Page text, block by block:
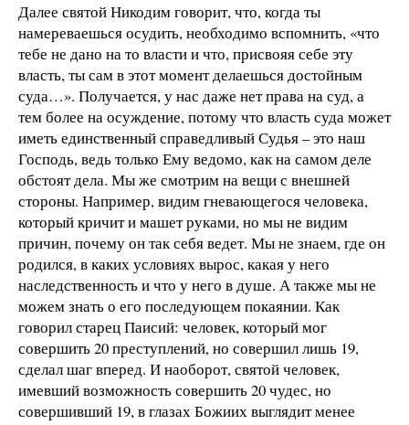
Далее святой Никодим говорит, что, когда ты
намереваешься осудить, необходимо вспомнить, «что
тебе не дано на то власти и что, присвояя себе эту
власть, ты сам в этот момент делаешься достойным
суда…». Получается, у нас даже нет права на суд, а
тем более на осуждение, потому что власть суда может
иметь единственный справедливый Судья – это наш
Господь, ведь только Ему ведомо, как на самом деле
обстоят дела. Мы же смотрим на вещи с внешней
стороны. Например, видим гневающегося человека,
который кричит и машет руками, но мы не видим
причин, почему он так себя ведет. Мы не знаем, где он
родился, в каких условиях вырос, какая у него
наследственность и что у него в душе. А также мы не
можем знать о его последующем покаянии. Как
говорил старец Паисий: человек, который мог
совершить 20 преступлений, но совершил лишь 19,
сделал шаг вперед. И наоборот, святой человек,
имевший возможность совершить 20 чудес, но
совершивший 19, в глазах Божиих выглядит менее